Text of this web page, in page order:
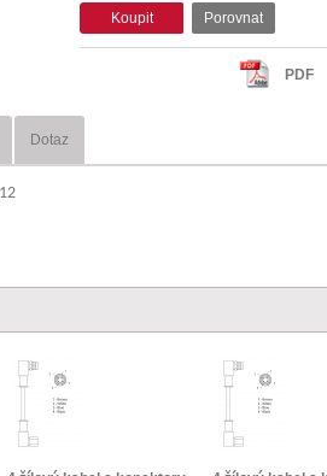
Koupit Porovnat
PDF
Dotaz